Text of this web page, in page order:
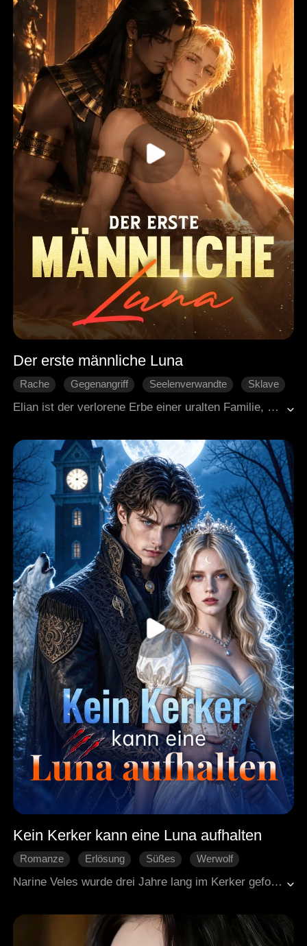
Der erste männliche Luna
Rache Gegenangriff Seelenverwandte
Sklave
Elian ist der verlorene Erbe einer uralten Familie, aber er lebt als Sklave. An seinem achtzehnten Geburtstag erwacht sein Wolf, doch sein Schicksalsgefährte Kael weist ihn vor allen ab. Im Kampf zeigt Elian seine wahre Kraft und Prinz Anthony wird auf ihn aufmerksam. Er spürt, dass da mehr zwischen ihnen ist. Elian muss viele Hindernisse überwinden und findet Stück für Stück heraus, was damals wirklich mit seiner Familie passiert ist. Er besiegt seine Feinde, bricht den Fluch und stellt mit Anthony an seiner Seite das alte Gesetz infrage, das nur Frauen als Luna erlaubt. Vom Sklaven wird er zum Herrscher und kämpft sich an die Seite des Prinzen, den er liebt.
Kein Kerker kann eine Luna aufhalten
Romanze Erlösung Süßes
Werwolf
Narine Veles wurde drei Jahre lang im Kerker gefoltert und dem Tod überlassen. Dann trug Wolfskönig Sargis Khragnir, der mächtigste Herrscher, ihren gebrochenen Körper in seinen Palast. Er heilte sie, beschützte sie und hütete sie wie seinen kostbarsten Schatz. In seinem Palast fand Narine langsam ihre Stimme wieder. Doch am Hof wurde getuschelt, seine frühere Liebe provozierte sie, und die Schrecken ihrer Vergangenheit verfolgten sie weiter. Narine fühlte sich seiner nicht würdig. Als ihre Wölfin erwachte, erschien ein leuchtendes Mal auf ihrer Haut: das Zeichen einer wahren Luna. Sie war kein Monster. Sie war seine Schicksalsgefährtin. Aus der Dunkelheit des Kerkers an den Thron an der Seite des Wolfskönigs: Das ist nicht nur eine Liebesgeschichte. Es ist eine Wiedergeburt.